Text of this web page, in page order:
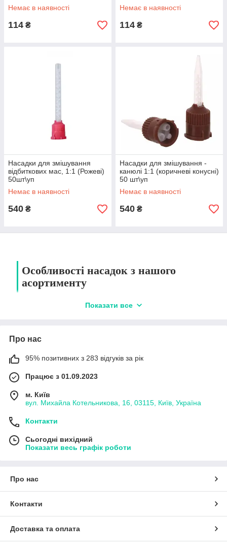
Немає в наявності
114 ₴
Немає в наявності
114 ₴
Насадки для змішування
відбиткових мас, 1:1 (Рожеві)
50шт\уп
Немає в наявності
540 ₴
Насадки для змішування -
канюлі 1:1 (коричневі конусні)
50 шт\уп
Немає в наявності
540 ₴
Особливості насадок з нашого
асортименту
Насадки, які пропонує інтернет-магазин Kiev Dent, є
доволі різноманітними. У нас ви знайдете варіанти
Сертифікованість
Ми пропонуємо якісні, але доволі дешеві варіанти,
Показати все
Про нас
95% позитивних з 283 відгуків за рік
Працює з 01.09.2023
м. Київ
вул. Михайла Котельникова, 16, 03115, Київ, Україна
Контакти
Сьогодні вихідний
Показати весь графік роботи
Про нас
Контакти
Доставка та оплата